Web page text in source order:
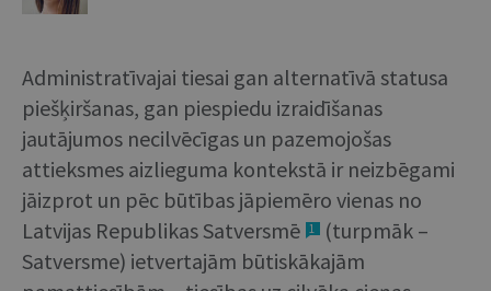
Administratīvajai tiesai gan alternatīvā statusa
piešķiršanas, gan piespiedu izraidīšanas
jautājumos necilvēcīgas un pazemojošas
attieksmes aizlieguma kontekstā ir neizbēgami
jāizprot un pēc būtības jāpiemēro vienas no
Latvijas Republikas Satversmē
1
(turpmāk –
Satversme) ietvertajām būtiskākajām